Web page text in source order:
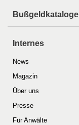
Bußgeldkataloge
Internes
News
Magazin
Über uns
Presse
Für Anwälte